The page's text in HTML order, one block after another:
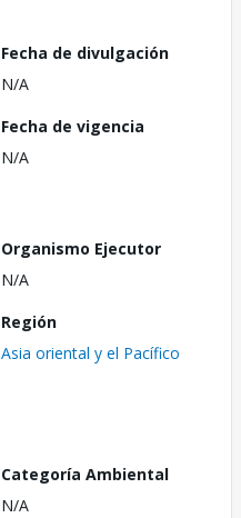
Fecha de divulgación
N/A
Fecha de vigencia
N/A
Organismo Ejecutor
N/A
Región
Asia oriental y el Pacífico
Categoría Ambiental
N/A